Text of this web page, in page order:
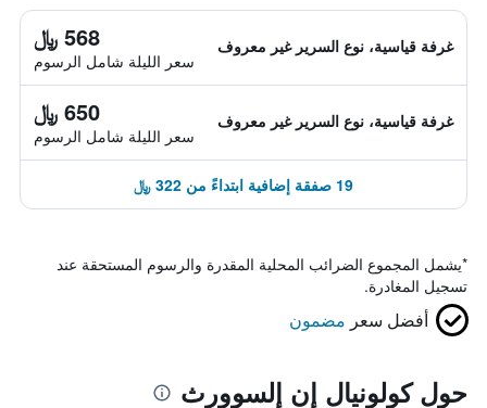
غرفة قياسية، نوع السرير غير معروف 568 ﷼
سعر الليلة شامل الرسوم
غرفة قياسية، نوع السرير غير معروف 650 ﷼
سعر الليلة شامل الرسوم
19 صفقة إضافية ابتداءً من 322 ﷼
*يشمل المجموع الضرائب المحلية المقدرة والرسوم المستحقة عند
تسجيل المغادرة.
أفضل سعر مضمون
حول كولونيال إن إلسوورث